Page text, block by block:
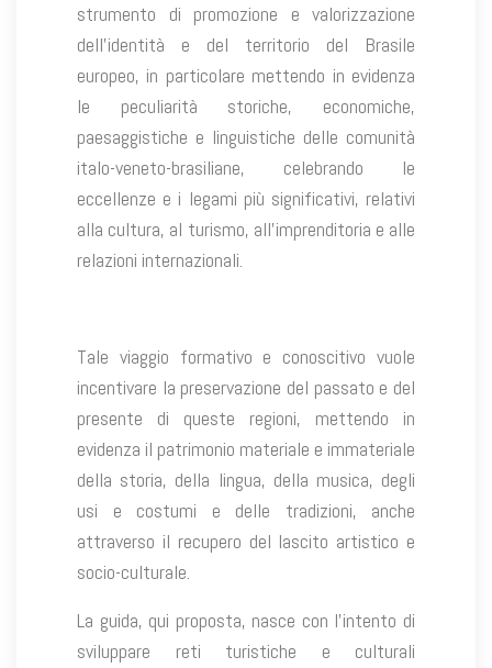
strumento di promozione e valorizzazione
dell’identità e del territorio del Brasile
europeo, in particolare mettendo in evidenza
le peculiarità storiche, economiche,
paesaggistiche e linguistiche delle comunità
italo-veneto-brasiliane, celebrando le
eccellenze e i legami più significativi, relativi
alla cultura, al turismo, all’imprenditoria e alle
relazioni internazionali.
Tale viaggio formativo e conoscitivo vuole
incentivare la preservazione del passato e del
presente di queste regioni, mettendo in
evidenza il patrimonio materiale e immateriale
della storia, della lingua, della musica, degli
usi e costumi e delle tradizioni, anche
attraverso il recupero del lascito artistico e
socio-culturale.
La guida, qui proposta, nasce con l’intento di
sviluppare reti turistiche e culturali